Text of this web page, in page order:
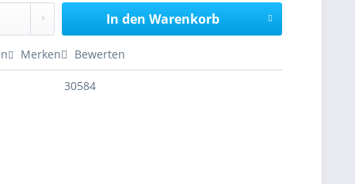
In den Warenkorb
Merken Bewerten
30584